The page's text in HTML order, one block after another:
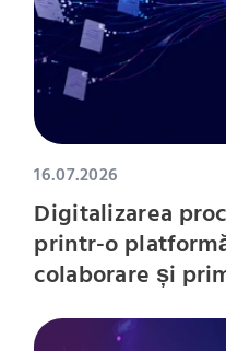
16.07.2026
Digitalizarea
printr-o
colaborare și